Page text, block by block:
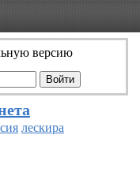
версию
лескира